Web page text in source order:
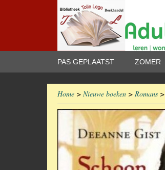
PAS GEPLAATST ZOMER
Home > Nieuwe boeken > Romans >